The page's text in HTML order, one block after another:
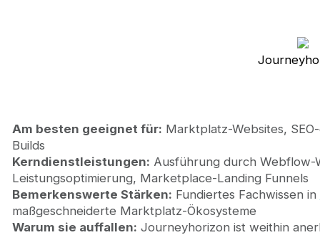
Am besten geeignet für: Marktplatz-Websites,
Builds
Kerndienstleistungen: Ausführung durch Webflow-
Leistungsoptimierung, Marketplace-Landing Funnels
Bemerkenswerte Stärken: Fundiertes Fachwissen in
maßgeschneiderte Marktplatz-Ökosysteme
Warum sie auffallen: Journeyhorizon ist weithin